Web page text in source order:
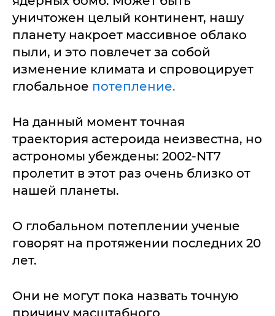
уничтожен целый континент, нашу
планету накроет массивное облако
пыли, и это повлечет за собой
изменение климата и спровоцирует
глобальное потепление.
На данный момент точная
траектория астероида неизвестна, но
астрономы убеждены: 2002-NT7
пролетит в этот раз очень близко от
нашей планеты.
О глобальном потеплении ученые
говорят на протяжении последних 20
лет.
Они не могут пока назвать точную
причину масштабного